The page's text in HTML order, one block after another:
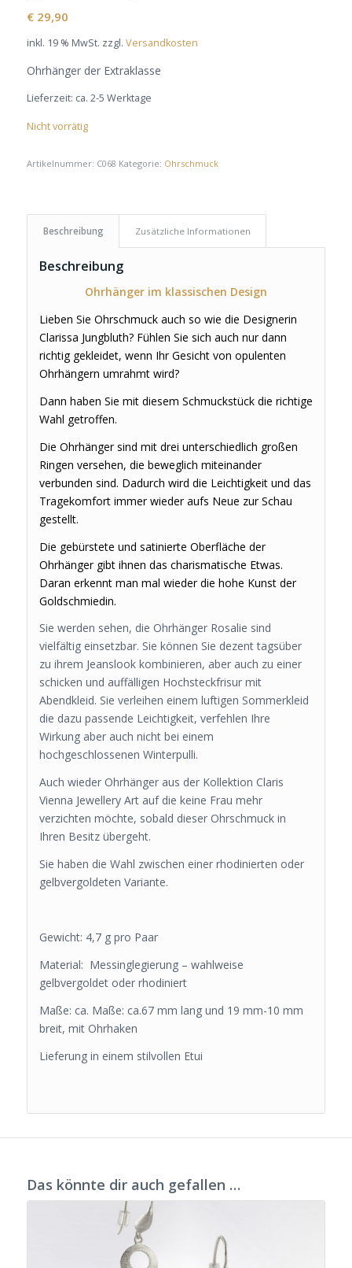
€29,90
inkl. 19 % MwSt. zzgl. Versandkosten
Ohrhänger der Extraklasse
Lieferzeit: ca. 2-5 Werktage
Nicht vorrätig
Artikelnummer: C068 Kategorie: Ohrschmuck
Beschreibung Zusätzliche Informationen
Beschreibung
Ohrhänger im klassischen Design
Lieben Sie Ohrschmuck auch so wie die Designerin
Clarissa Jungbluth? Fühlen Sie sich auch nur dann
richtig gekleidet, wenn Ihr Gesicht von opulenten
Ohrhängern umrahmt wird?
Dann haben Sie mit diesem Schmuckstück die richtige
Wahl getroffen.
Die Ohrhänger sind mit drei unterschiedlich großen
Ringen versehen, die beweglich miteinander
verbunden sind. Dadurch wird die Leichtigkeit und das
Tragekomfort immer wieder aufs Neue zur Schau
gestellt.
Die gebürstete und satinierte Oberfläche der
Ohrhänger gibt ihnen das charismatische Etwas.
Daran erkennt man mal wieder die hohe Kunst der
Goldschmiedin.
Sie werden sehen, die Ohrhänger Rosalie sind
vielfältig einsetzbar. Sie können Sie dezent tagsüber
zu ihrem Jeanslook kombinieren, aber auch zu einer
schicken und auffälligen Hochsteckfrisur mit
Abendkleid. Sie verleihen einem luftigen Sommerkleid
die dazu passende Leichtigkeit, verfehlen Ihre
Wirkung aber auch nicht bei einem
hochgeschlossenen Winterpulli.
Auch wieder Ohrhänger aus der Kollektion Claris
Vienna Jewellery Art auf die keine Frau mehr
verzichten möchte, sobald dieser Ohrschmuck in
Ihren Besitz übergeht.
Sie haben die Wahl zwischen einer rhodinierten oder
gelbvergoldeten Variante.
Gewicht: 4,7 g pro Paar
Material: Messinglegierung – wahlweise
gelbvergoldet oder rhodiniert
Maße: ca. Maße: ca.67 mm lang und 19 mm-10 mm
breit, mit Ohrhaken
Lieferung in einem stilvollen Etui
Das könnte dir auch gefallen …